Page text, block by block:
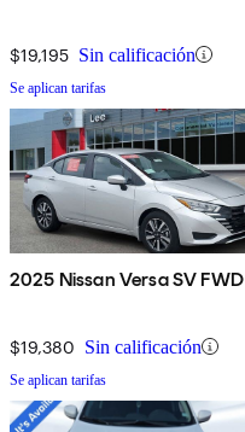
$19,195 Sin calificación
Se aplican tarifas
2025 Nissan Versa SV FWD
$19,380 Sin calificación
Se aplican tarifas